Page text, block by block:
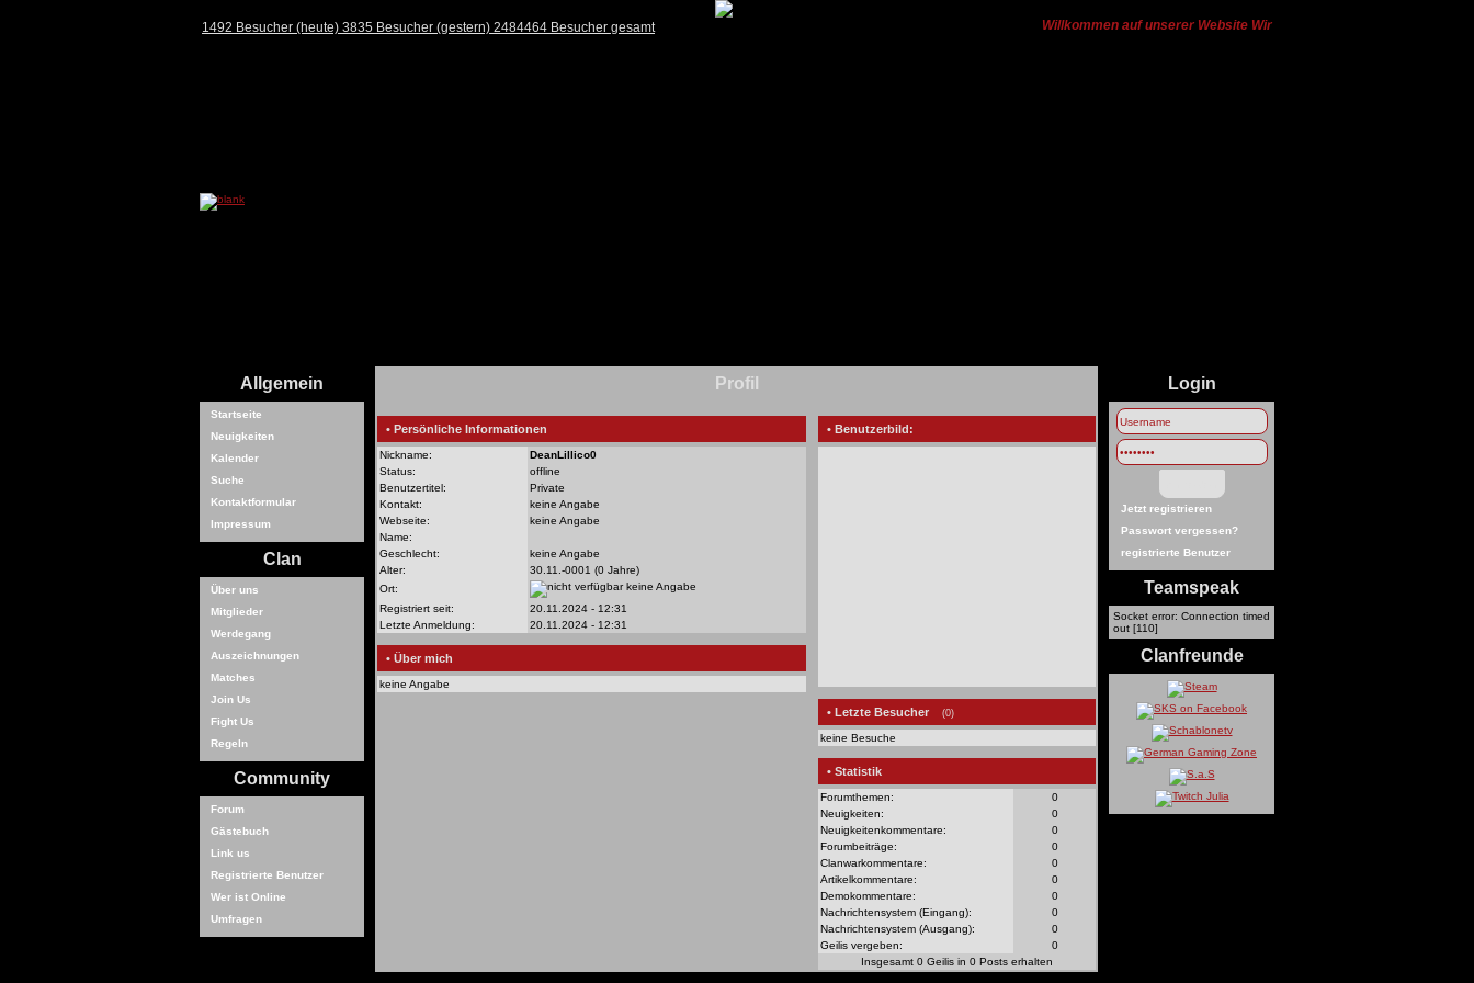
1492 Besucher (heute) 3835 Besucher (gestern) 2484464 Besucher gesamt Willkommen auf unserer Website Wir haben von Ts3 zu Discord
Allgemein
Startseite
Neuigkeiten
Kalender
Suche
Kontaktformular
Impressum
Clan
Über uns
Mitglieder
Werdegang
Auszeichnungen
Matches
Join Us
Fight Us
Regeln
Community
Forum
Gästebuch
Link us
Registrierte Benutzer
Wer ist Online
Umfragen
Profil
• Persönliche Informationen
Nickname:
DeanLillico0
Status:
offline
Benutzertitel:
Private
Kontakt:
keine Angabe
Webseite:
keine Angabe
Name:
Geschlecht:
keine Angabe
Alter:
30.11.-0001 (0 Jahre)
Ort:
keine Angabe
Registriert seit:
20.11.2024 - 12:31
Letzte Anmeldung:
20.11.2024 - 12:31
• Über mich
keine Angabe
• Benutzerbild:
• Letzte Besucher (0)
keine Besuche
• Statistik
Forumthemen:
0
Neuigkeiten:
0
Neuigkeitenkommentare:
0
Forumbeiträge:
0
Clanwarkommentare:
0
Artikelkommentare:
0
Demokommentare:
0
Nachrichtensystem (Eingang):
0
Nachrichtensystem (Ausgang):
0
Geilis vergeben:
0
Insgesamt 0 Geilis in 0 Posts erhalten
Login
Jetzt registrieren
Passwort vergessen?
registrierte Benutzer
Teamspeak
Socket error: Connection timed
out [110]
Clanfreunde